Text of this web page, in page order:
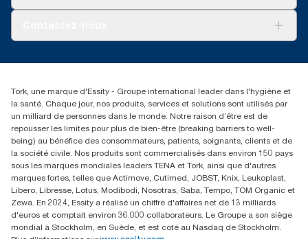
Reclamation pour distributeurs
+41 (0)848/810152
Essity Switzerland AG
Parkstraße 1b
6214 Schenkon
Lundi-jeudi 8:00-16:30 | Vendredi 8:00-15:00
GLN: 7609999000928
Tork, une marque d'Essity - Groupe international leader dans l'hygiène et
la santé. Chaque jour, nos produits, services et solutions sont utilisés par
un milliard de personnes dans le monde. Notre raison d’être est de
repousser les limites pour plus de bien-être (breaking barriers to well-
being) au bénéfice des consommateurs, patients, soignants, clients et de
la société civile. Nos produits sont commercialisés dans environ 150 pays
sous les marques mondiales leaders TENA et Tork, ainsi que d'autres
marques fortes, telles que Actimove, Cutimed, JOBST, Knix, Leukoplast,
Libero, Libresse, Lotus, Modibodi, Nosotras, Saba, Tempo, TOM Organic et
Zewa. En 2024, Essity a réalisé un chiffre d'affaires net de 13 milliards
d'euros et comptait environ 36.000 collaborateurs. Le Groupe a son siège
mondial à Stockholm, en Suède, et est coté au Nasdaq de Stockholm.